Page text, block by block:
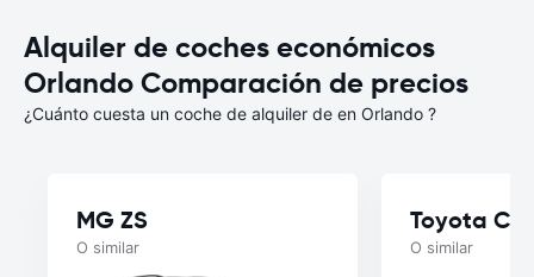
Alquiler de coches económicos
Orlando Comparación de precios
¿Cuánto cuesta un coche de alquiler de en Orlando ?
MG ZS
O similar
Toyota
O similar